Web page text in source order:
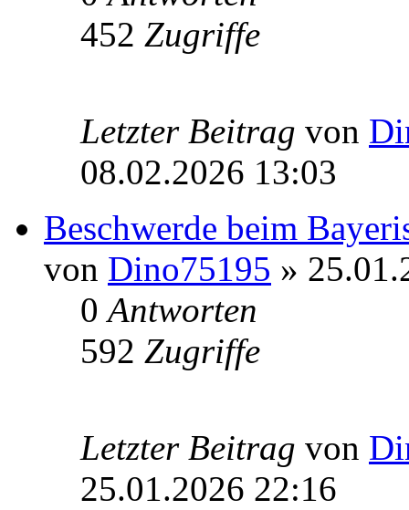
452 Zugriffe
Letzter Beitrag von
08.02.2026 13:03
Beschwerde beim
von Dino75195 »
0Antworten
592 Zugriffe
Letzter Beitrag von
25.01.2026 22:16